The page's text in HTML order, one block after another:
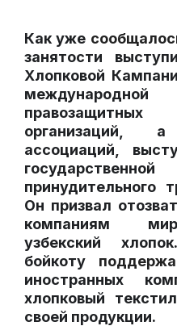
Как уже
занятости
Хлопковой
организаций,
ассоциаций,
принудительного
Он призвал
компаниям
узбекский
бойкоту
иностранных
хлопковый
своей продукции.